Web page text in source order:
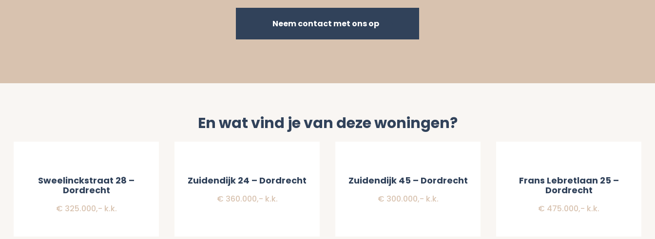
Neem contact met ons op
En wat vind je van deze woningen?
Sweelinckstraat 28 –
Dordrecht
€ 325.000,- k.k.
Zuidendijk 24 – Dordrecht
€ 360.000,- k.k.
Zuidendijk 45 – Dordrecht
€ 300.000,- k.k.
Frans Lebretlaan 25 –
Dordrecht
€ 475.000,- k.k.